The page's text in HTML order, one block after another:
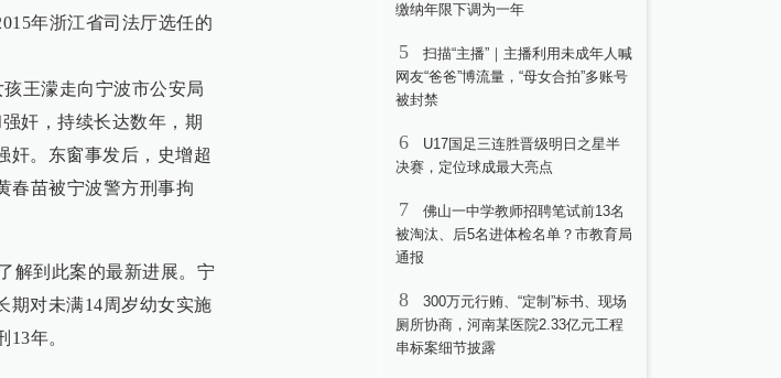
年浙江省司法厅选任的
王濛走向宁波市公安局
奸，持续长达数年，期
奸。东窗事发后，史增超
春苗被宁波警方刑事拘
解到此案的最新进展。宁
期对未满14周岁幼女实施
年。
缴纳年限下调为一年
5
扫描“主播”｜主播利用未成年人喊
网友“爸爸”博流量，“母女合拍”多账号
被封禁
6
U17国足三连胜晋级明日之星半
决赛，定位球成最大亮点
7
佛山一中学教师招聘笔试前13名
被淘汰、后5名进体检名单？市教育局
通报
8
300万元行贿、“定制”标书、现场
厕所协商，河南某医院2.33亿元工程
串标案细节披露